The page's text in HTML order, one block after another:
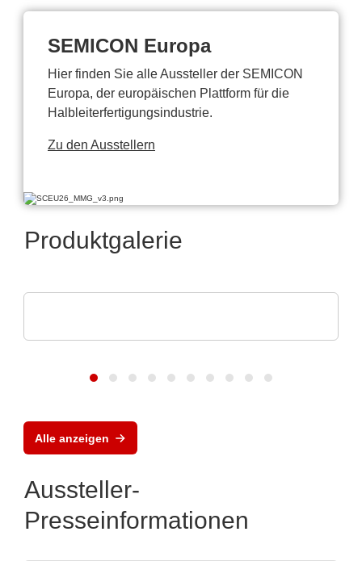
SEMICON Europa
Hier finden Sie alle Aussteller der SEMICON
Europa, der europäischen Plattform für die
Halbleiterfertigungsindustrie.
Zu den Ausstellern
Produktgalerie
Alle anzeigen
Aussteller-
Presseinformationen